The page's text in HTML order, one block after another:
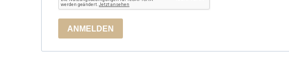
ANMELDEN